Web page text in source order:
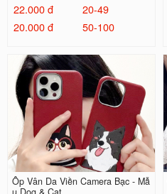
22.000 đ
20-49
20.000 đ
50-100
Ốp Vân Da Viền Camera Bạc - Mẫ